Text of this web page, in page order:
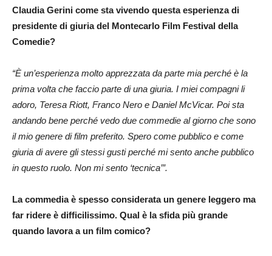
Claudia Gerini come sta vivendo questa esperienza di
presidente di giuria del Montecarlo Film Festival della
Comedie?
“È un’esperienza molto apprezzata da parte mia perché è la
prima volta che faccio parte di una giuria. I miei compagni li
adoro, Teresa Riott, Franco Nero e Daniel McVicar. Poi sta
andando bene perché vedo due commedie al giorno che sono
il mio genere di film preferito. Spero come pubblico e come
giuria di avere gli stessi gusti perché mi sento anche pubblico
in questo ruolo. Non mi sento ‘tecnica’”.
La commedia è spesso considerata un genere leggero ma
far ridere è difficilissimo. Qual è la sfida più grande
quando lavora a un film comico?